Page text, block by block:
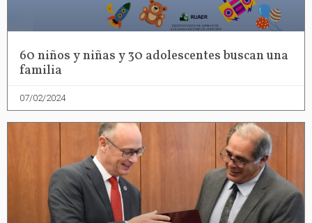
60 niños y niñas y 30 adolescentes buscan una
familia
07/02/2024